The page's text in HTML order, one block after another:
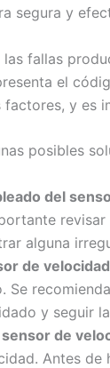
segura y
las fallas
el
factores, y es
posibles
del
alguna
de
Se
y seguir
de
Antes de